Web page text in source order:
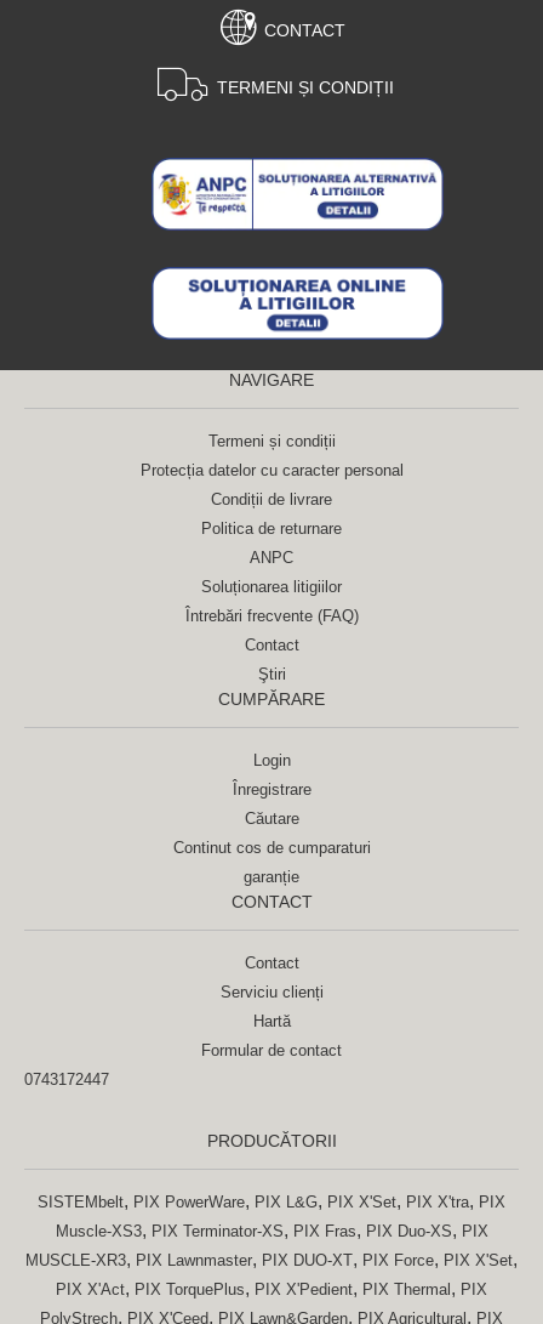
CONTACT
TERMENI ȘI CONDIȚII
NAVIGARE
Termeni și condiții
Protecția datelor cu caracter personal
Condiții de livrare
Politica de returnare
ANPC
Soluționarea litigiilor
Întrebări frecvente (FAQ)
Contact
Ştiri
CUMPĂRARE
Login
Înregistrare
Căutare
Continut cos de cumparaturi
garanție
CONTACT
Contact
Serviciu clienți
Hartă
Formular de contact
0743172447
PRODUCĂTORII
SISTEMbelt, PIX PowerWare, PIX L&G, PIX X'Set, PIX X'tra, PIX
Muscle-XS3, PIX Terminator-XS, PIX Fras, PIX Duo-XS, PIX
MUSCLE-XR3, PIX Lawnmaster, PIX DUO-XT, PIX Force, PIX X'Set,
PIX X'Act, PIX TorquePlus, PIX X'Pedient, PIX Thermal , PIX
PolyStrech, PIX X'Ceed, PIX Lawn&Garden, PIX Agricultural , PIX